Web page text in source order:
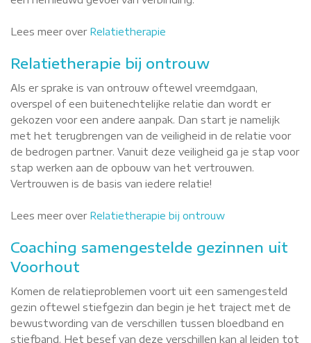
Lees meer over Relatietherapie
Relatietherapie bij ontrouw
Als er sprake is van ontrouw oftewel vreemdgaan,
overspel of een buitenechtelijke relatie dan wordt er
gekozen voor een andere aanpak. Dan start je namelijk
met het terugbrengen van de veiligheid in de relatie voor
de bedrogen partner. Vanuit deze veiligheid ga je stap voor
stap werken aan de opbouw van het vertrouwen.
Vertrouwen is de basis van iedere relatie!
Lees meer over Relatietherapie bij ontrouw
Coaching samengestelde gezinnen uit
Voorhout
Komen de relatieproblemen voort uit een samengesteld
gezin oftewel stiefgezin dan begin je het traject met de
bewustwording van de verschillen tussen bloedband en
stiefband. Het besef van deze verschillen kan al leiden tot